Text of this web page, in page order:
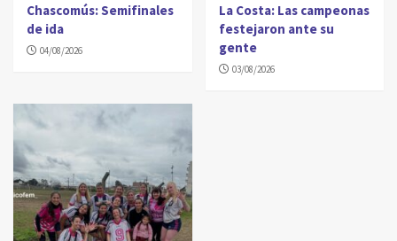
Chascomús: Semifinales
de ida
04/08/2026
La Costa: Las campeonas
festejaron ante su
gente
03/08/2026